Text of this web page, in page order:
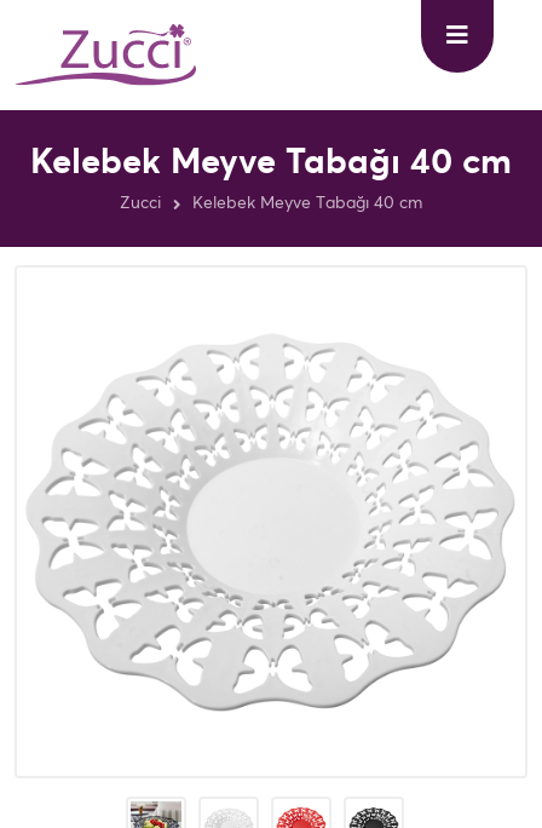
Kelebek Meyve Tabağı 40 cm
Zucci Kelebek Meyve Tabağı 40 cm